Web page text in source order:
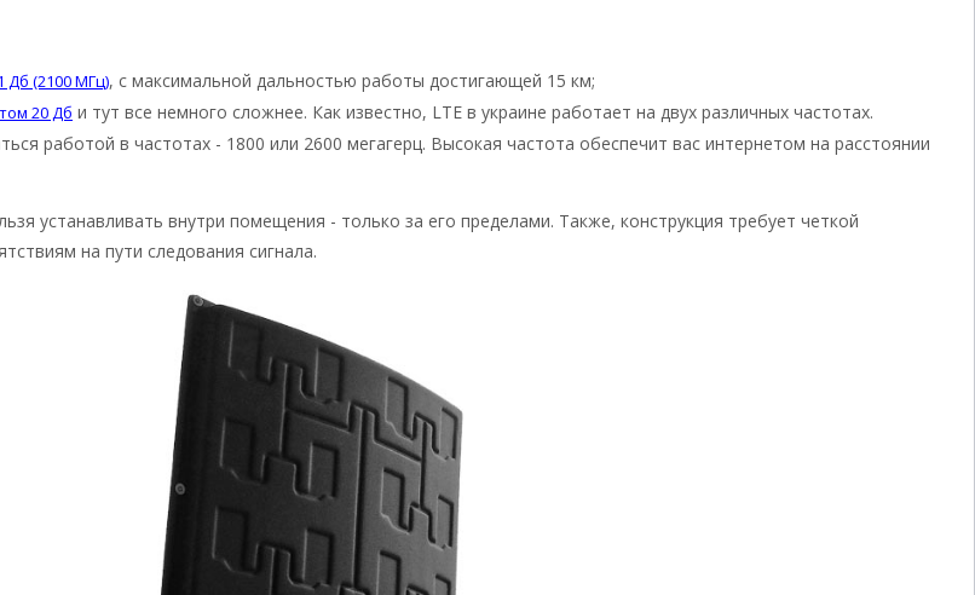
Дб (2100 МГц), с максимальной дальностью работы достигающей 15 км;
20 Дб и тут все немного сложнее. Как известно, LTE в украине работает на двух различных частотах.
работой в частотах - 1800 или 2600 мегагерц. Высокая частота обеспечит вас интернетом на расстоянии
устанавливать внутри помещения - только за его пределами. Также, конструкция требует четкой
на пути следования сигнала.